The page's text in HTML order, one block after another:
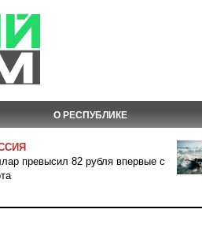
О РЕСПУБЛИКЕ
превысил 82 рубля впервые с